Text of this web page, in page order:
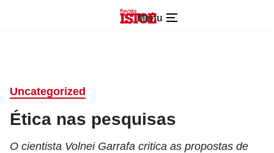
Menu
Uncategorized
Ética nas pesquisas
O cientista Volnei Garrafa critica as propostas de